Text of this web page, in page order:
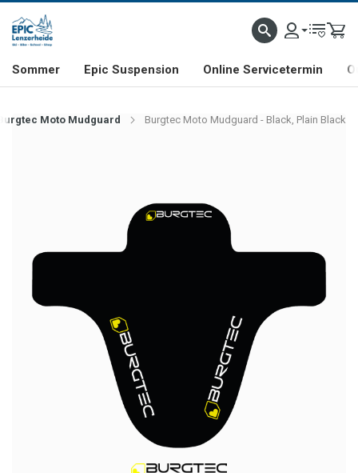
& FREERIDE-SPEZIALIST SCHWEIZER FIRMA SHOP & SHOWROOM IN
Sommer Epic Suspension Online Servicetermin
Moto Mudguard Burgtec Moto Mudguard - Black, Plain Black